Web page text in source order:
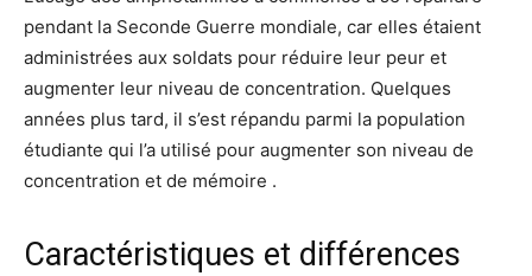
pendant la Seconde Guerre mondiale, car elles étaient
administrées aux soldats pour réduire leur peur et
augmenter leur niveau de concentration. Quelques
années plus tard, il s’est répandu parmi la population
étudiante qui l’a utilisé pour augmenter son niveau de
concentration et de mémoire .
Caractéristiques et différences